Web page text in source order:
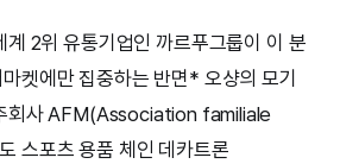
계 2위 유통기업인 까르푸그룹이 이 분
켓에만 집중하는 반면* 오샹의 모기
회사 AFM(Association familiale
스포츠 용품 체인 데카트론